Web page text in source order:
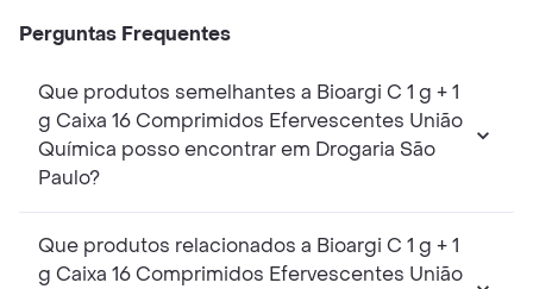
Perguntas Frequentes
Que produtos semelhantes a Bioargi C 1 g + 1
g Caixa 16 Comprimidos Efervescentes União
Química posso encontrar em Drogaria São
Paulo?
Que produtos relacionados a Bioargi C 1 g + 1
g Caixa 16 Comprimidos Efervescentes União